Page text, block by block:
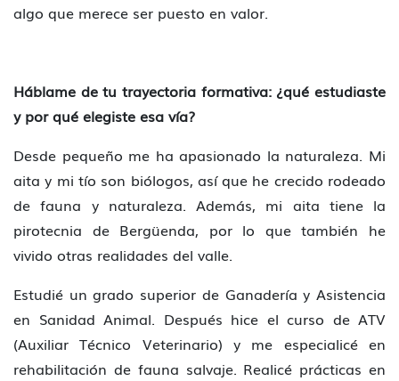
algo que merece ser puesto en valor.
Háblame de tu trayectoria formativa: ¿qué estudiaste
y por qué elegiste esa vía?
Desde pequeño me ha apasionado la naturaleza. Mi
aita y mi tío son biólogos, así que he crecido rodeado
de fauna y naturaleza. Además, mi aita tiene la
pirotecnia de Bergüenda, por lo que también he
vivido otras realidades del valle.
Estudié un grado superior de Ganadería y Asistencia
en Sanidad Animal. Después hice el curso de ATV
(Auxiliar Técnico Veterinario) y me especialicé en
rehabilitación de fauna salvaje. Realicé prácticas en